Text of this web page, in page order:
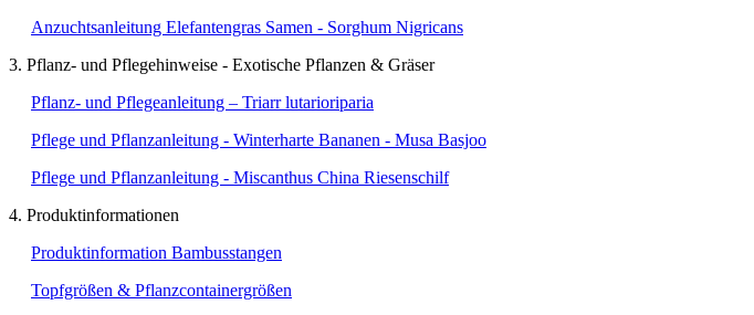
Anzuchtsanleitung Elefantengras Samen - Sorghum Nigricans
3. Pflanz- und Pflegehinweise - Exotische Pflanzen & Gräser
Pflanz- und Pflegeanleitung – Triarr lutarioriparia
Pflege und Pflanzanleitung - Winterharte Bananen - Musa Basjoo
Pflege und Pflanzanleitung - Miscanthus China Riesenschilf
4. Produktinformationen
Produktinformation Bambusstangen
Topfgrößen & Pflanzcontainergrößen